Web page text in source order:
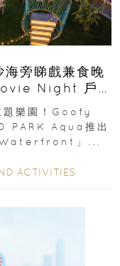
海旁睇戲兼食晚
Night 戶
題樂園！Goofy
PARK Aqua推出
」...
ACTIVITIES